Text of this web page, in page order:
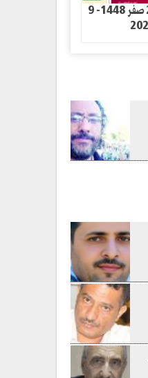
صحيفة الثورة الاحد 26 صفر 1448- 9